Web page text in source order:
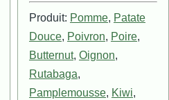
Produit: Pomme, Patate
Douce, Poivron, Poire,
Butternut, Oignon,
Rutabaga,
Pamplemousse, Kiwi,